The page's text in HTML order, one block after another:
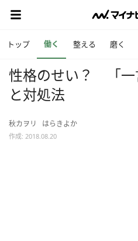
トップ 働く 整える 磨く
性格のせい？ 「一
と対処法
秋カヲリ はらきよか
作成: 2018.08.20